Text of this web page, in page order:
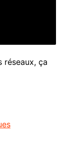
réseaux, ça